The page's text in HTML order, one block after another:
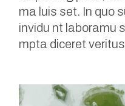
ma luis set. In quo
invidu nt laboramu
mpta diceret